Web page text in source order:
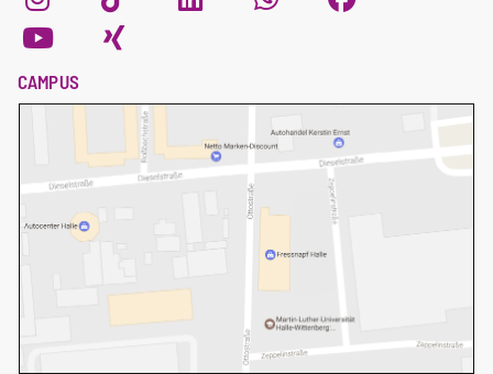
CAMPUS